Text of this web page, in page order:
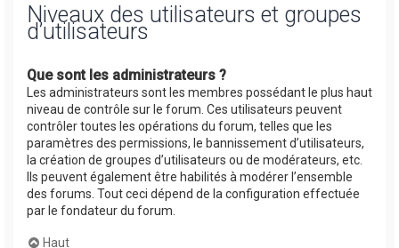
Niveaux des utilisateurs et groupes
d’utilisateurs
Que sont les administrateurs ?
Les administrateurs sont les membres possédant le plus haut
niveau de contrôle sur le forum. Ces utilisateurs peuvent
contrôler toutes les opérations du forum, telles que les
paramètres des permissions, le bannissement d’utilisateurs,
la création de groupes d’utilisateurs ou de modérateurs, etc.
Ils peuvent également être habilités à modérer l’ensemble
des forums. Tout ceci dépend de la configuration effectuée
par le fondateur du forum.
Haut